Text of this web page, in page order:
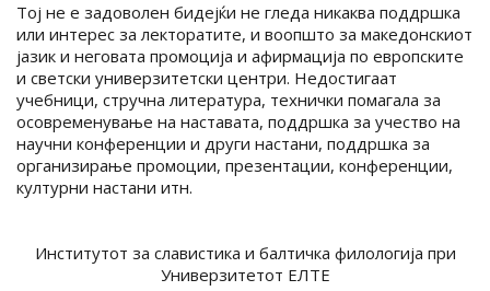
Тој не е задоволен бидејќи не гледа никаква поддршка
или интерес за лекторатите, и воопшто за македонскиот
јазик и неговата промоција и афирмација по европските
и светски универзитетски центри. Недостигаат
учебници, стручна литература, технички помагала за
осовременување на наставата, поддршка за учество на
научни конференции и други настани, поддршка за
организирање промоции, презентации, конференции,
културни настани итн.
Институтот за славистика и балтичка филологија при
Универзитетот ЕЛТЕ